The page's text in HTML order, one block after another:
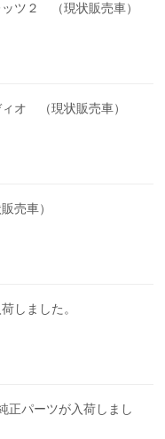
ツ２ （現状販売車）
オ （現状販売車）
売車）
しました。
正パーツが入荷しまし